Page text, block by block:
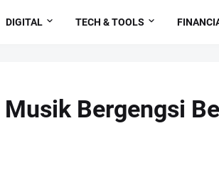
DIGITAL TECH & TOOLS
Bergengsi